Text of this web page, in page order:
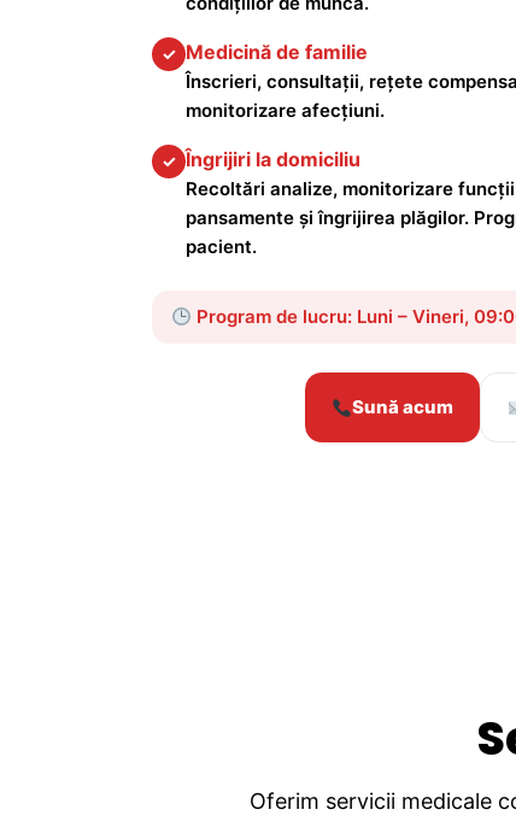
✓ Medicină de familie
Înscrieri, consultații, rețete
monitorizare afecțiuni.
✓ Îngrijiri la domiciliu
Recoltări analize, monitorizare
pansamente și îngrijirea plăgilor.
pacient.
Program de lucru: Luni – Vineri,
Sună acum
Oferim servicii medicale